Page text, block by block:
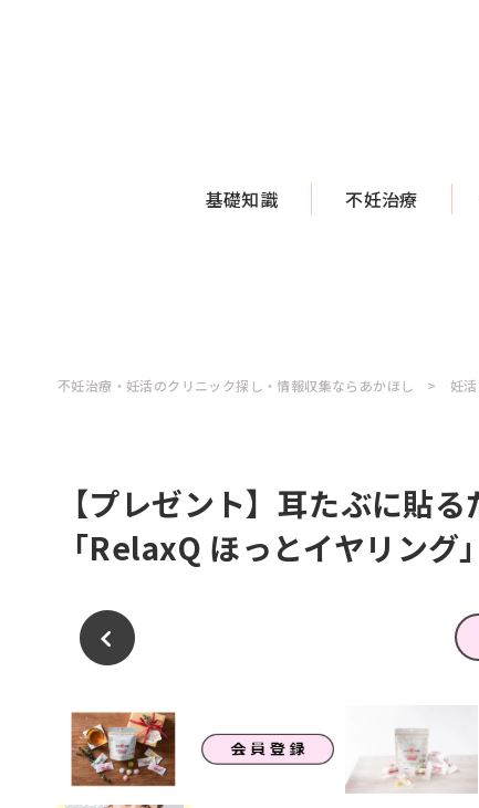
基礎知識 不妊治療
不妊治療・妊活のクリニック探し・情報収集ならあかほし 妊
【プレゼント】耳たぶに貼
「RelaxQ ほっとイヤリン